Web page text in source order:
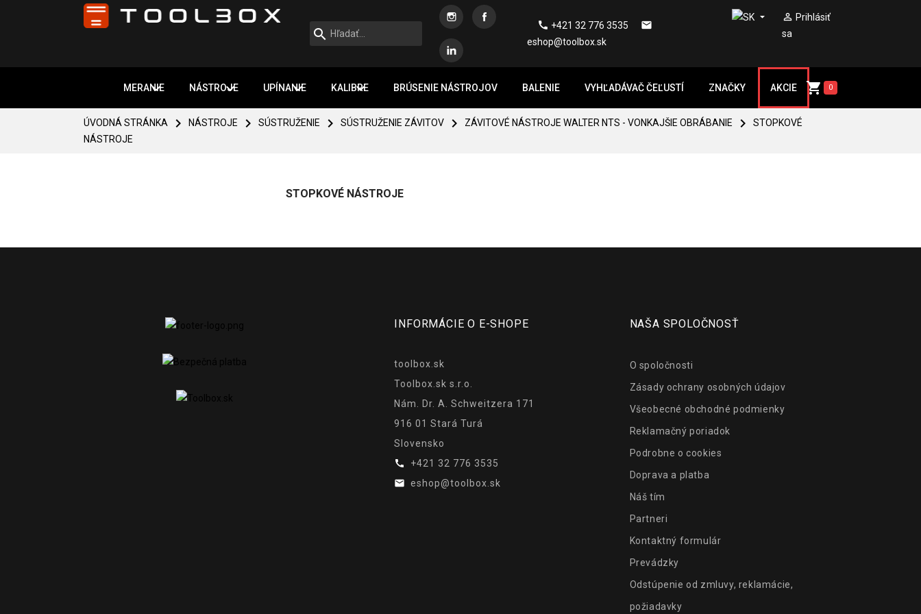

InstagramFacebook
Linkedin
 +421 32 776 3535 
eshop@toolbox.sk
  Prihlásiť
sa

MERANIE 
NÁSTROJE 
UPÍNANIE 
KALIBRE BRÚSENIE NÁSTROJOV BALENIE VYHĽADÁVAČ ČEĽUSTÍ ZNAČKY AKCIE  0
ÚVODNÁ STRÁNKA  NÁSTROJE  SÚSTRUŽENIE  SÚSTRUŽENIE ZÁVITOV  ZÁVITOVÉ NÁSTROJE WALTER NTS - VONKAJŠIE OBRÁBANIE 
STOPKOVÉ
NÁSTROJE
STOPKOVÉ NÁSTROJE
INFORMÁCIE O E-SHOPE
toolbox.sk
Toolbox.sk s.r.o.
Nám. Dr. A. Schweitzera 171
916 01 Stará Turá
Slovensko

+421 32 776 3535
 eshop@toolbox.sk
NAŠA SPOLOČNOSŤ
O spoločnosti
Zásady ochrany osobných údajov
Všeobecné obchodné podmienky
Reklamačný poriadok
Podrobne o cookies
Doprava a platba
Náš tím
Partneri
Kontaktný formulár
Prevádzky
Odstúpenie od zmluvy, reklamácie,
požiadavky